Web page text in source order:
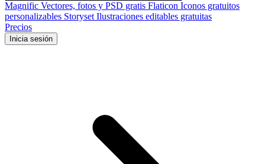
Magnific Vectores, fotos y PSD gratis Flaticon Iconos gratuitos
personalizables Storyset Ilustraciones editables gratuitas
Precios
Inicia sesión